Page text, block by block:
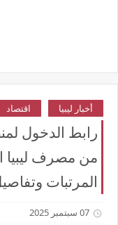
أخبار ليبيا اقتصاد
من مصرف ليبيا
المرتبات
07 سبتمبر 2025